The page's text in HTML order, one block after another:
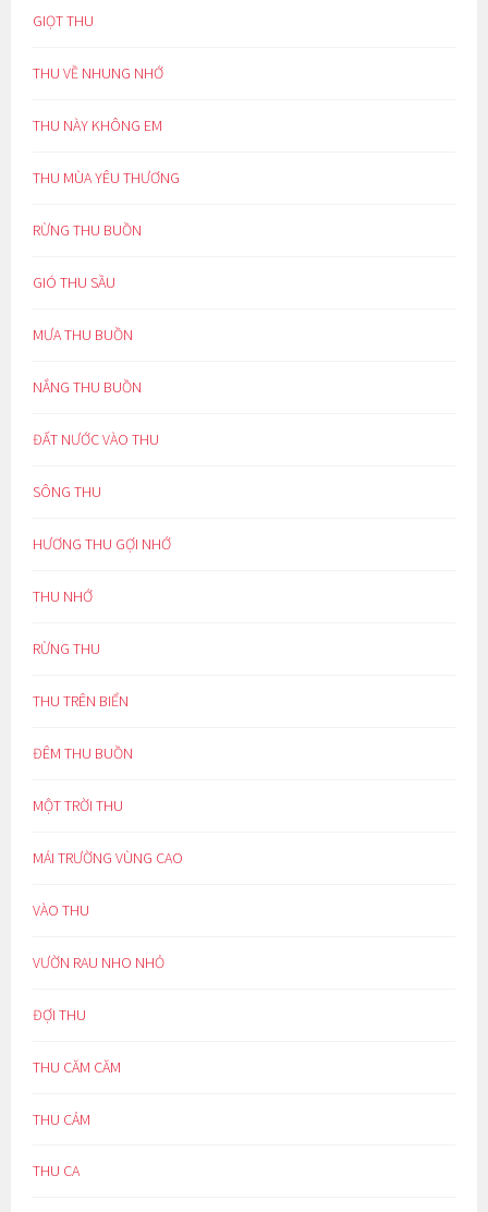
GIỌT THU
THU VỀ NHUNG NHỚ
THU NÀY KHÔNG EM
THU MÙA YÊU THƯƠNG
RỪNG THU BUỒN
GIÓ THU SẦU
MƯA THU BUỒN
NẮNG THU BUỒN
ĐẤT NƯỚC VÀO THU
SÔNG THU
HƯƠNG THU GỢI NHỚ
THU NHỚ
RỪNG THU
THU TRÊN BIỂN
ĐÊM THU BUỒN
MỘT TRỜI THU
MÁI TRƯỜNG VÙNG CAO
VÀO THU
VƯỜN RAU NHO NHỎ
ĐỢI THU
THU CĂM CĂM
THU CẢM
THU CA